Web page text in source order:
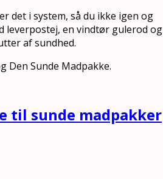
det i system, så du ikke igen og
leverpostej, en vindtør gulerod og
af sundhed.
Den Sunde Madpakke.
til sunde madpakker